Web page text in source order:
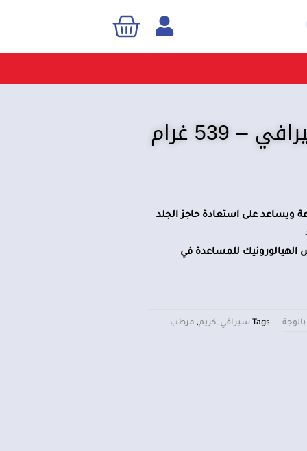
Cart
غرام
اليوم يوفر ترطيبًا لمدة 24 ساعة ويساعد على استعادة حاجز الجلد
للمساعدة في
بالوجة Tags سيرافي,كريم, مرطب